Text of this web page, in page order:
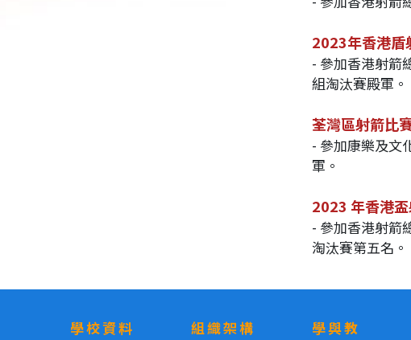
2023年香港盾
- 參加香港射箭
組淘汰賽殿軍。
荃灣區射箭比
- 參加康樂及文
軍。
2023 年香港
- 參加香港射箭
淘汰賽第五名。
學校資料 組織架構 學與教